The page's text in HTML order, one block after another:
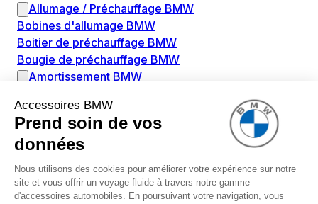
Allumage / Préchauffage BMW
Bobines d'allumage BMW
Boitier de préchauffage BMW
Bougie de préchauffage BMW
Amortissement BMW
Amortisseur de vibrations BMW
Cassette de ressort en roulé BMW
Kit de réparation amortisseur BMW
Ressort hélicoïdal BMW
Boîte de vitesse BMW
Adaptateur pièce de montage boîte de vitesse BMW